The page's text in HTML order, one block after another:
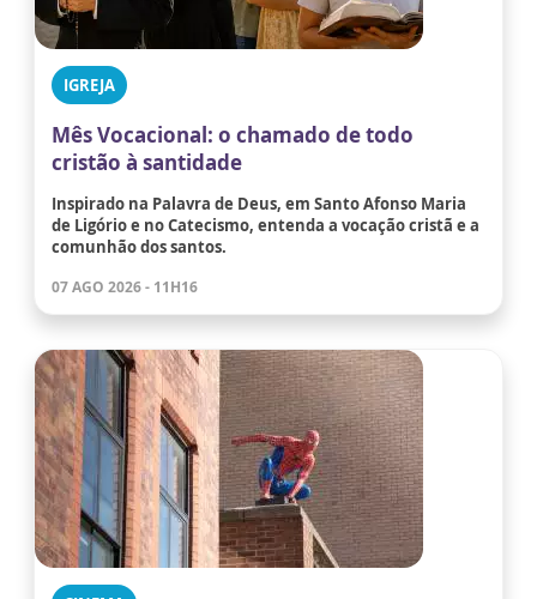
IGREJA
Mês Vocacional: o chamado de todo
cristão à santidade
Inspirado na Palavra de Deus, em Santo Afonso Maria
de Ligório e no Catecismo, entenda a vocação cristã e a
comunhão dos santos.
07 AGO 2026 - 11H16